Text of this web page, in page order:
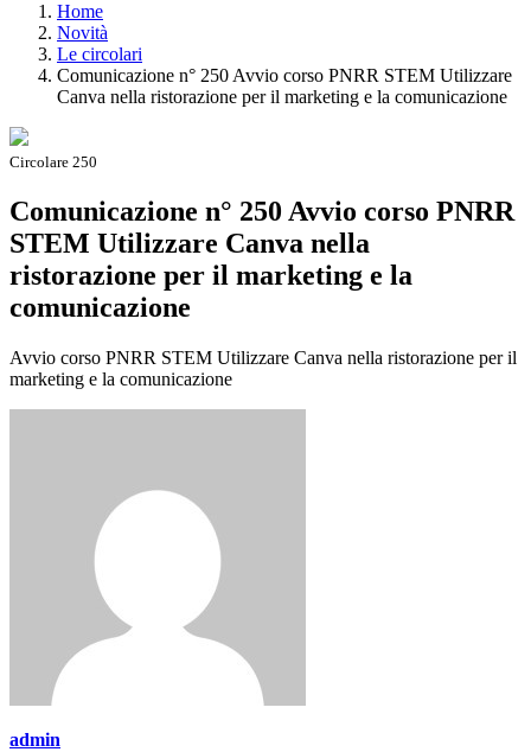
Home
Novità
Le circolari
Comunicazione n° 250 Avvio corso PNRR STEM Utilizzare
Canva nella ristorazione per il marketing e la comunicazione
Circolare 250
Comunicazione n° 250 Avvio corso PNRR
STEM Utilizzare Canva nella
ristorazione per il marketing e la
comunicazione
Avvio corso PNRR STEM Utilizzare Canva nella ristorazione per il
marketing e la comunicazione
admin